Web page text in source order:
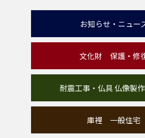
お知らせ・ニュー
文化財 保護・修
耐震工事・仏具 仏像製
庫裡 一般住宅